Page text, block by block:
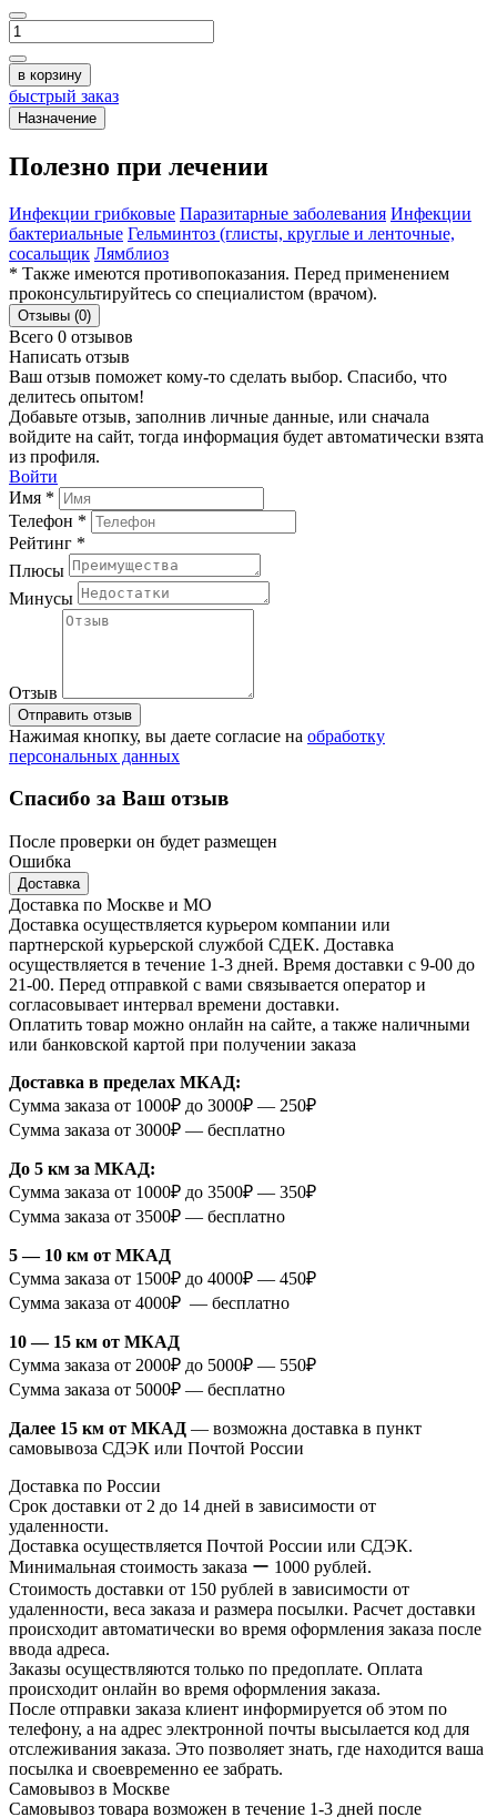
в корзину
быстрый заказ
Назначение
Полезно при лечении
Инфекции грибковые Паразитарные заболевания Инфекции
бактериальные Гельминтоз (глисты, круглые и ленточные,
сосальщик Лямблиоз
* Также имеются противопоказания. Перед применением
проконсультируйтесь со специалистом (врачом).
Отзывы (0)
Всего 0 отзывов
Написать отзыв
Ваш отзыв поможет кому-то сделать выбор. Спасибо, что
делитесь опытом!
Добавьте отзыв, заполнив личные данные, или сначала
войдите на сайт, тогда информация будет автоматически взята
из профиля.
Войти
Имя *
Телефон *
Рейтинг *
Плюсы
Минусы
Отзыв
Отправить отзыв
Нажимая кнопку, вы даете согласие на обработку
персональных данных
Спасибо за Ваш отзыв
После проверки он будет размещен
Ошибка
Доставка
Доставка по Москве и МО
Доставка осуществляется курьером компании или
партнерской курьерской службой СДЕК. Доставка
осуществляется в течение 1-3 дней. Время доставки с 9-00 до
21-00. Перед отправкой с вами связывается оператор и
согласовывает интервал времени доставки.
Оплатить товар можно онлайн на сайте, а также наличными
или банковской картой при получении заказа
Доставка в пределах МКАД:
Сумма заказа от 1000₽ до 3000₽ — 250₽
Сумма заказа от 3000₽ — бесплатно
До 5 км за МКАД:
Сумма заказа от 1000₽ до 3500₽ — 350₽
Сумма заказа от 3500₽ — бесплатно
5 — 10 км от МКАД
Сумма заказа от 1500₽ до 4000₽ — 450₽
Сумма заказа от 4000₽ — бесплатно
10 — 15 км от МКАД
Сумма заказа от 2000₽ до 5000₽ — 550₽
Сумма заказа от 5000₽ — бесплатно
Далее 15 км от МКАД — возможна доставка в пункт
самовывоза СДЭК или Почтой России
Доставка по России
Срок доставки от 2 до 14 дней в зависимости от
удаленности.
Доставка осуществляется Почтой России или СДЭК.
Минимальная стоимость заказа ー 1000 рублей.
Стоимость доставки от 150 рублей в зависимости от
удаленности, веса заказа и размера посылки. Расчет доставки
происходит автоматически во время оформления заказа после
ввода адреса.
Заказы осуществляются только по предоплате. Оплата
происходит онлайн во время оформления заказа.
После отправки заказа клиент информируется об этом по
телефону, а на адрес электронной почты высылается код для
отслеживания заказа. Это позволяет знать, где находится ваша
посылка и своевременно ее забрать.
Самовывоз в Москве
Самовывоз товара возможен в течение 1-3 дней после